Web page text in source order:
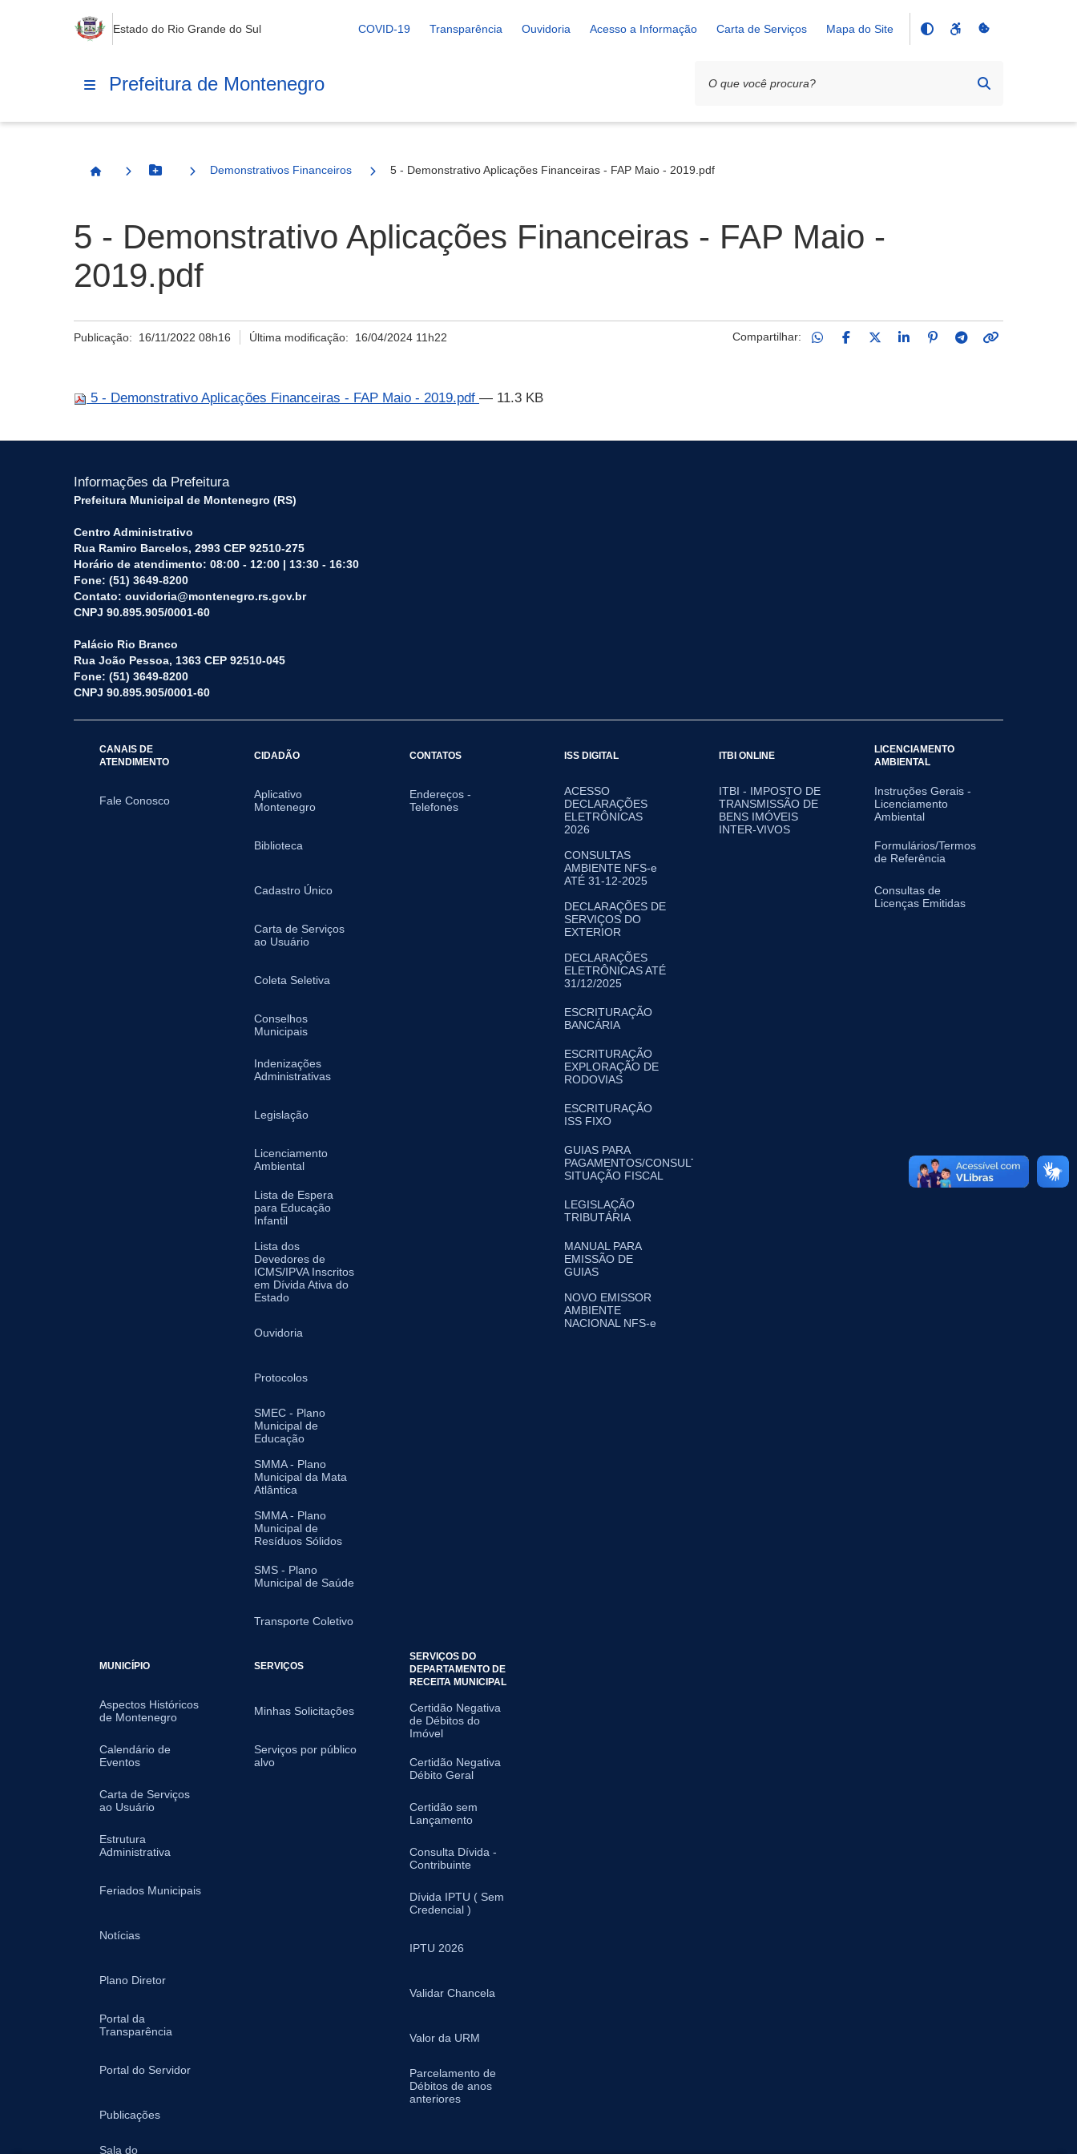
Estado do Rio Grande do Sul COVID-19 Transparência Ouvidoria Acesso a Informação Carta de Serviços Mapa do Site
Prefeitura de Montenegro
Página InicialBotão Menu
Demonstrativos Financeiros 5 - Demonstrativo Aplicações Financeiras - FAP Maio - 2019.pdf
5 - Demonstrativo Aplicações Financeiras - FAP Maio -
2019.pdf
Publicação: 16/11/2022 08h16 Última modificação: 16/04/2024 11h22 Compartilhar:
5 - Demonstrativo Aplicações Financeiras - FAP Maio - 2019.pdf — 11.3 KB
Informações da Prefeitura
Prefeitura Municipal de Montenegro (RS)
Centro Administrativo
Rua Ramiro Barcelos, 2993 CEP 92510-275
Horário de atendimento: 08:00 - 12:00 | 13:30 - 16:30
Fone: (51) 3649-8200
Contato: ouvidoria@montenegro.rs.gov.br
CNPJ 90.895.905/0001-60
Palácio Rio Branco
Rua João Pessoa, 1363 CEP 92510-045
Fone: (51) 3649-8200
CNPJ 90.895.905/0001-60
CANAIS DE
ATENDIMENTO
Fale Conosco
CIDADÃO
Aplicativo
Montenegro
Biblioteca
Cadastro Único
Carta de Serviços
ao Usuário
Coleta Seletiva
Conselhos
Municipais
Indenizações
Administrativas
Legislação
Licenciamento
Ambiental
Lista de Espera
para Educação
Infantil
Lista dos
Devedores de
ICMS/IPVA Inscritos
em Dívida Ativa do
Estado
Ouvidoria
Protocolos
SMEC - Plano
Municipal de
Educação
SMMA - Plano
Municipal da Mata
Atlântica
SMMA - Plano
Municipal de
Resíduos Sólidos
SMS - Plano
Municipal de Saúde
Transporte Coletivo
CONTATOS
Endereços -
Telefones
ISS DIGITAL
ACESSO
DECLARAÇÕES
ELETRÔNICAS
2026
CONSULTAS
AMBIENTE NFS-e
ATÉ 31-12-2025
DECLARAÇÕES DE
SERVIÇOS DO
EXTERIOR
DECLARAÇÕES
ELETRÔNICAS ATÉ
31/12/2025
ESCRITURAÇÃO
BANCÁRIA
ESCRITURAÇÃO
EXPLORAÇÃO DE
RODOVIAS
ESCRITURAÇÃO
ISS FIXO
GUIAS PARA
PAGAMENTOS/CONSULTA
SITUAÇÃO FISCAL
LEGISLAÇÃO
TRIBUTÁRIA
MANUAL PARA
EMISSÃO DE
GUIAS
NOVO EMISSOR
AMBIENTE
NACIONAL NFS-e
ITBI ONLINE
ITBI - IMPOSTO DE
TRANSMISSÃO DE
BENS IMÓVEIS
INTER-VIVOS
LICENCIAMENTO
AMBIENTAL
Instruções Gerais -
Licenciamento
Ambiental
Formulários/Termos
de Referência
Consultas de
Licenças Emitidas
MUNICÍPIO
Aspectos Históricos
de Montenegro
Calendário de
Eventos
Carta de Serviços
ao Usuário
Estrutura
Administrativa
Feriados Municipais
Notícias
Plano Diretor
Portal da
Transparência
Portal do Servidor
Publicações
Sala do
SERVIÇOS
Minhas Solicitações
Serviços por público
alvo
SERVIÇOS DO
DEPARTAMENTO DE
RECEITA MUNICIPAL
Certidão Negativa
de Débitos do
Imóvel
Certidão Negativa
Débito Geral
Certidão sem
Lançamento
Consulta Dívida -
Contribuinte
Dívida IPTU ( Sem
Credencial )
IPTU 2026
Validar Chancela
Valor da URM
Parcelamento de
Débitos de anos
anteriores